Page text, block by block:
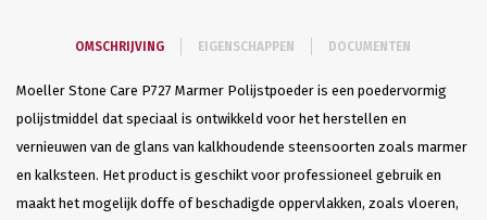
OMSCHRIJVING EIGENSCHAPPEN DOCUMENTEN
Moeller Stone Care P727 Marmer Polijstpoeder is een poedervormig
polijstmiddel dat speciaal is ontwikkeld voor het herstellen en
vernieuwen van de glans van kalkhoudende steensoorten zoals marmer
en kalksteen. Het product is geschikt voor professioneel gebruik en
maakt het mogelijk doffe of beschadigde oppervlakken, zoals vloeren,